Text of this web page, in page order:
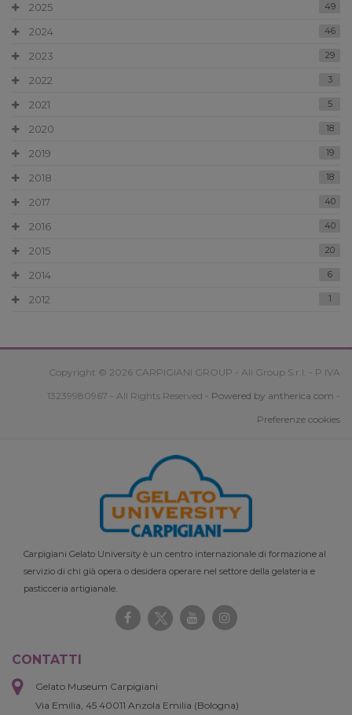
2025 49
2024 46
2023 29
2022 3
2021 5
2020 18
2019 19
2018 18
2017 40
2016 40
2015 20
2014 6
2012 1
Copyright © 2026 CARPIGIANI GROUP - Ali Group S.r.l. - P.IVA
13239980967 - All Rights Reserved - Powered by antherica.com -
Preferenze cookies
Carpigiani Gelato University è un centro internazionale di formazione al
servizio di chi già opera o desidera operare nel settore della gelateria e
pasticceria artigianale.
CONTATTI
Gelato Museum Carpigiani
Via Emilia, 45 40011 Anzola Emilia (Bologna)